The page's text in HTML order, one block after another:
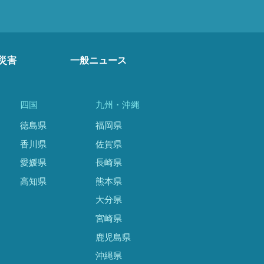
害 一般ニュース
四国
徳島県
香川県
愛媛県
高知県
九州・沖縄
福岡県
佐賀県
長崎県
熊本県
大分県
宮崎県
鹿児島県
沖縄県